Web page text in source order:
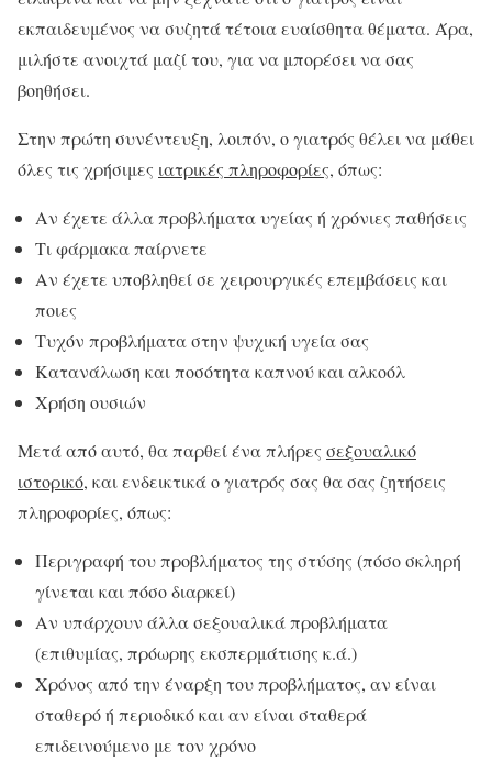
εκπαιδευμένος να συζητά τέτοια ευαίσθητα θέματα. Άρα,
μιλήστε ανοιχτά μαζί του, για να μπορέσει να σας
βοηθήσει.
Στην πρώτη συνέντευξη, λοιπόν, ο γιατρός θέλει να μάθει
όλες τις χρήσιμες ιατρικές πληροφορίες, όπως:
Αν έχετε άλλα προβλήματα υγείας ή χρόνιες παθήσεις
Τι φάρμακα παίρνετε
Αν έχετε υποβληθεί σε χειρουργικές επεμβάσεις και
ποιες
Τυχόν προβλήματα στην ψυχική υγεία σας
Κατανάλωση και ποσότητα καπνού και αλκοόλ
Χρήση ουσιών
Μετά από αυτό, θα παρθεί ένα πλήρες σεξουαλικό
ιστορικό, και ενδεικτικά ο γιατρός σας θα σας ζητήσεις
πληροφορίες, όπως:
Περιγραφή του προβλήματος της στύσης (πόσο σκληρή
γίνεται και πόσο διαρκεί)
Αν υπάρχουν άλλα σεξουαλικά προβλήματα
(επιθυμίας, πρόωρης εκσπερμάτισης κ.ά.)
Χρόνος από την έναρξη του προβλήματος, αν είναι
σταθερό ή περιοδικό και αν είναι σταθερά
επιδεινούμενο με τον χρόνο